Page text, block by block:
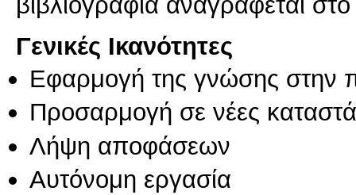
Γενικές Ικανότητες
Εφαρμογή της γνώσης στην
Προσαρμογή σε νέες
Λήψη αποφάσεων
Αυτόνομη εργασία